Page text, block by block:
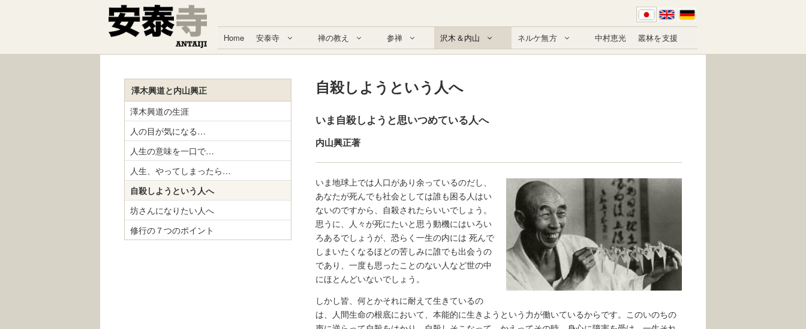
Home 安泰寺 禅の教え 参禅 沢木＆内山 ネルケ無方 中村恵光 叢林を支援
自殺しようという人へ
いま自殺しようと思いつめている人へ
内山興正著
いま地球上では人口があり余っているのだし、
あなたが死んでも社会としては誰も困る人はい
ないのですから、自殺されたらいいでしょう。
思うに、人々が死にたいと思う動機にはいろい
ろあるでしょうが、恐らく一生の内には 死んで
しまいたくなるほどの苦しみに誰でも出会うの
であり、一度も思ったことのない人など世の中
にほとんどいないでしょう。
しかし皆、何とかそれに耐えて生きているの
は、人間生命の根底において、本能的に生きようという力が働いているからです。このいのちの
澤木興道と内山興正
澤木興道の生涯
人の目が気になる…
人生の意味を一口で…
人生、やってしまったら…
自殺しようという人へ
坊さんになりたい人へ
修行の７つのポイント